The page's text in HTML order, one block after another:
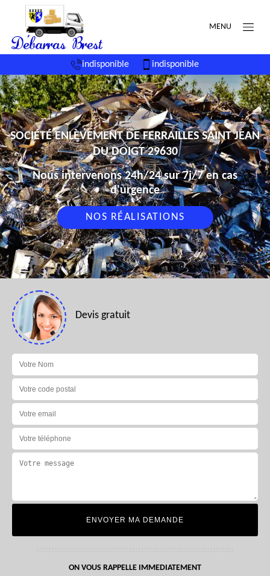
MENU
indisponible indisponible
SOCIÉTÉ ENLÈVEMENT DE FERRAILLES SAINT JEAN
DU DOIGT 29630
Nous intervenons 24h/24 sur 7j/7 en cas
d'urgence
NOS RÉALISATIONS
Devis gratuit
ON VOUS RAPPELLE IMMEDIATEMENT